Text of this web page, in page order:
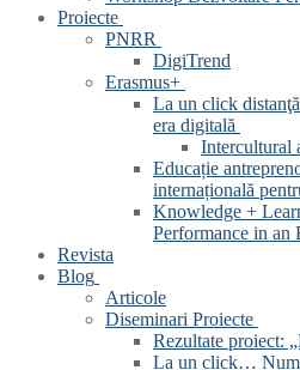
Proiecte
PNRR
DigiTrend
Erasmus+
La un click
era digitală
Intercultural
Educație
internațională
Knowledge +
Performance in an
Revista
Blog
Articole
Diseminari Proiecte
Rezultate proiect:
La un click…